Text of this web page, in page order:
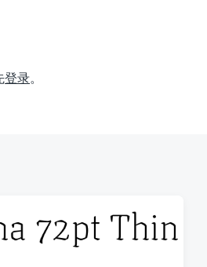
登录。